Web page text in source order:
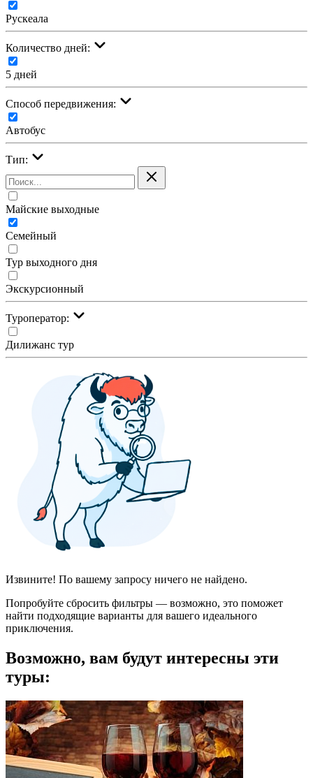
Рускеала
Количество дней:
5 дней
Cпособ передвижения:
Автобус
Тип:
Майские выходные
Семейный
Тур выходного дня
Экскурсионный
Туроператор:
Дилижанс тур
Извините! По вашему запросу ничего не найдено.
Попробуйте сбросить фильтры — возможно, это поможет
найти подходящие варианты для вашего идеального
приключения.
Возможно, вам будут интересны эти
туры: